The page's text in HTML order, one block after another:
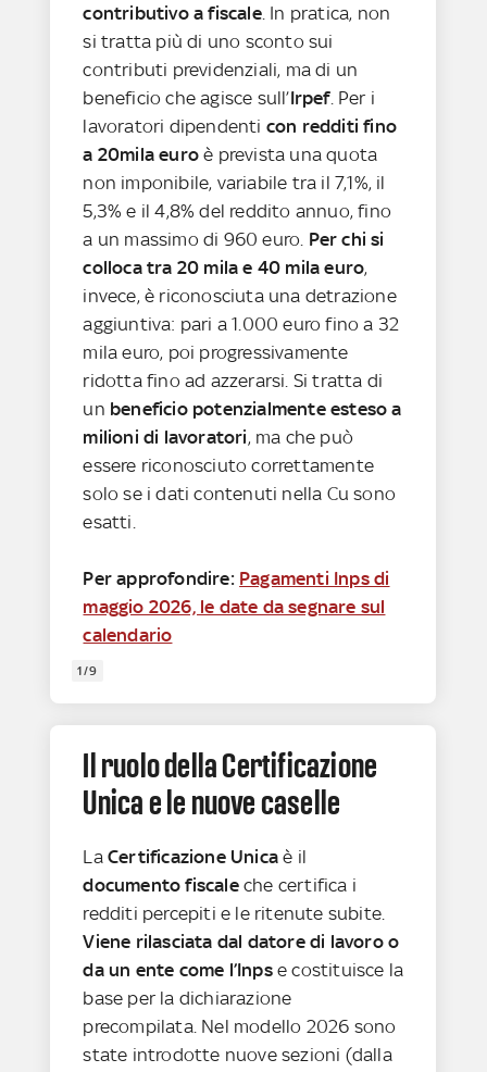
contributivo a fiscale. In pratica, non
si tratta più di uno sconto sui
contributi previdenziali, ma di un
beneficio che agisce sull’Irpef. Per i
lavoratori dipendenti con redditi fino
a 20mila euroè prevista una quota
non imponibile, variabile tra il 7,1%, il
5,3% e il 4,8% del reddito annuo, fino
a un massimo di 960 euro. Per chi si
colloca tra 20 mila e 40 mila euro,
invece, è riconosciuta una detrazione
aggiuntiva: pari a 1.000 euro fino a 32
mila euro, poi progressivamente
ridotta fino ad azzerarsi. Si tratta di
un beneficio potenzialmente esteso a
milioni di lavoratori, ma che può
essere riconosciuto correttamente
solo se i dati contenuti nella Cu sono
esatti.
Per approfondire: Pagamenti Inps di
maggio 2026, le date da segnare sul
calendario
1/9
Il ruolo della Certificazione
Unica e le nuove caselle
LaCertificazione Unica è il
documento fiscaleche certifica i
redditi percepiti e le ritenute subite.
Viene rilasciata dal datore di lavoro o
da un ente come l’Inpse costituisce la
base per la dichiarazione
precompilata. Nel modello 2026 sono
state introdotte nuove sezioni (dalla